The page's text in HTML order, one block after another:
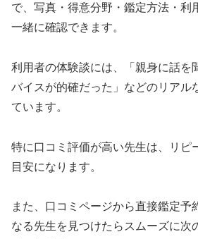
で、写真・得意分野・鑑定方法・利
一緒に確認できます。
利用者の体験談には、「親身に話を
バイスが的確だった」などのリアル
ています。
特に口コミ評価が高い先生は、リピ
目安になります。
また、口コミページから直接鑑定予
なる先生を見つけたらスムーズに次